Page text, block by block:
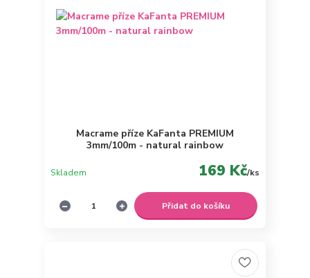
Macrame příze KaFanta PREMIUM
3mm/100m - natural rainbow
169 Kč/ks
Skladem
Přidat do košíku